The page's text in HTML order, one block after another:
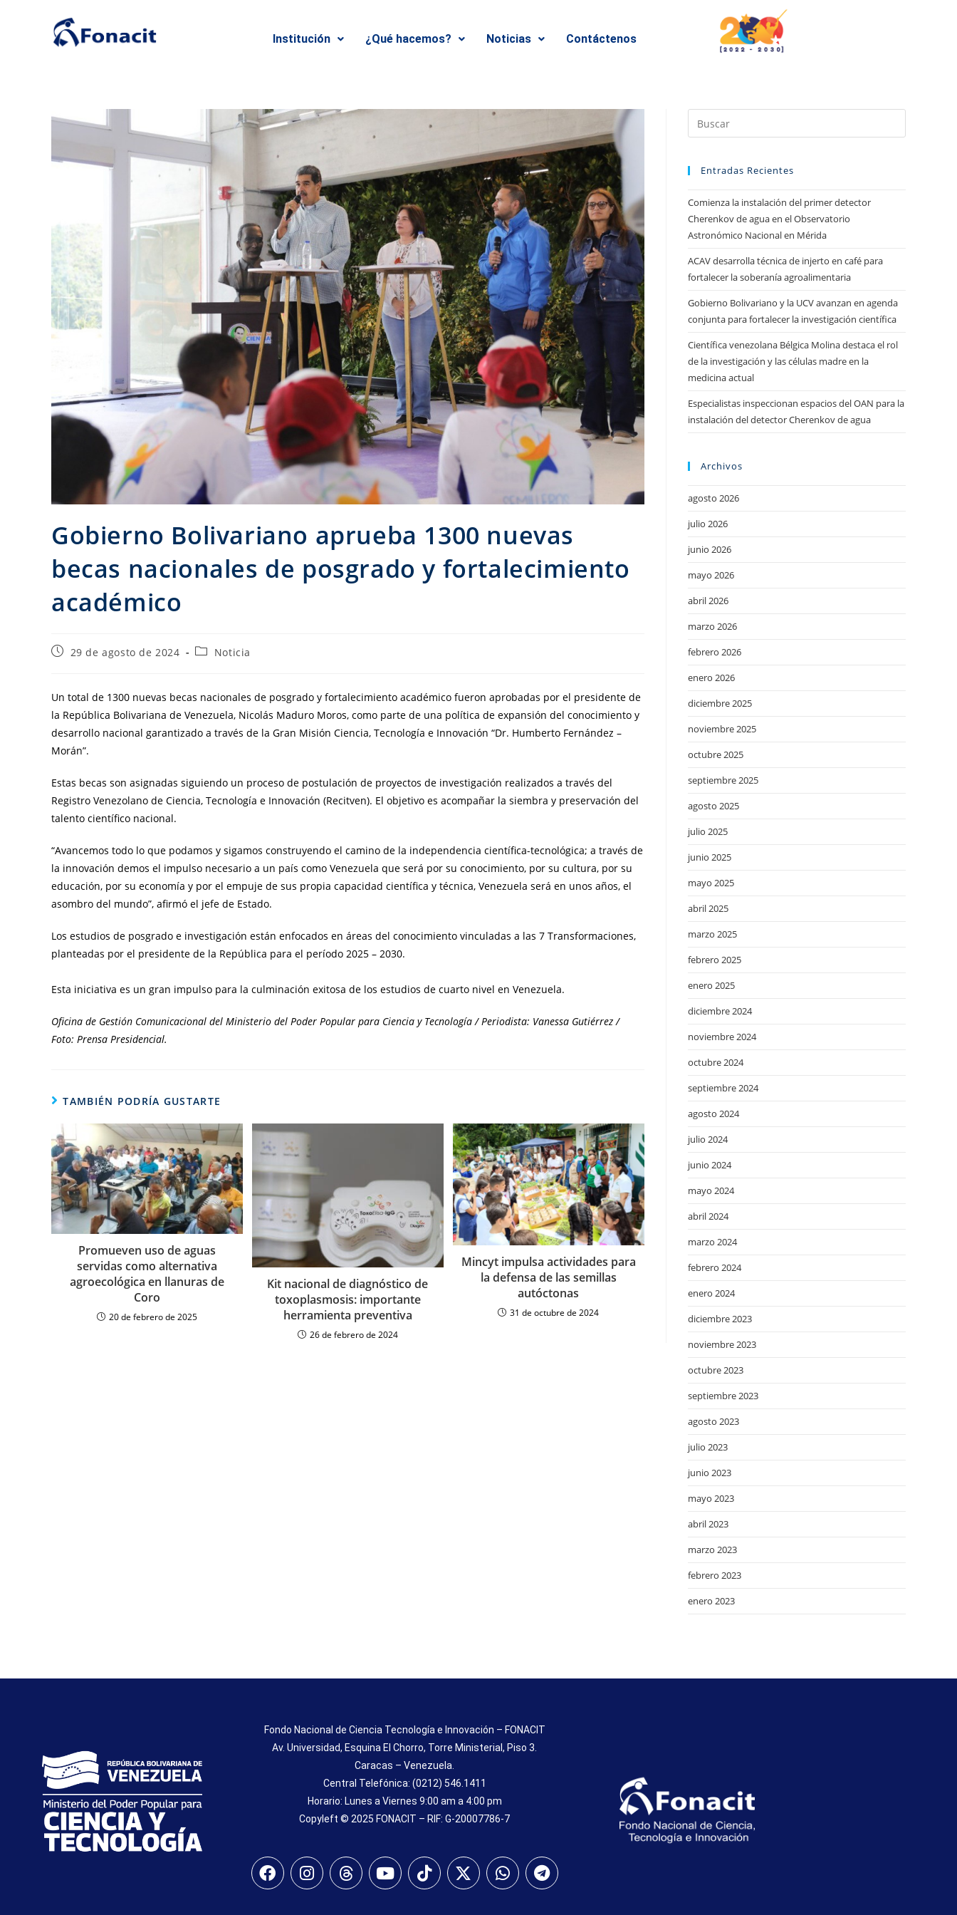
Institución ¿Qué hacemos? Noticias Contáctenos
Gobierno Bolivariano aprueba 1300 nuevas
becas nacionales de posgrado y fortalecimiento
académico
29 de agosto de 2024 Noticia
Un total de 1300 nuevas becas nacionales de posgrado y fortalecimiento académico fueron aprobadas por el presidente de
la República Bolivariana de Venezuela, Nicolás Maduro Moros, como parte de una política de expansión del conocimiento y
desarrollo nacional garantizado a través de la Gran Misión Ciencia, Tecnología e Innovación “Dr. Humberto Fernández –
Morán”.
Estas becas son asignadas siguiendo un proceso de postulación de proyectos de investigación realizados a través del
Registro Venezolano de Ciencia, Tecnología e Innovación (Recitven). El objetivo es acompañar la siembra y preservación del
talento científico nacional.
“Avancemos todo lo que podamos y sigamos construyendo el camino de la independencia científica-tecnológica; a través de
la innovación demos el impulso necesario a un país como Venezuela que será por su conocimiento, por su cultura, por su
educación, por su economía y por el empuje de sus propia capacidad científica y técnica, Venezuela será en unos años, el
asombro del mundo”, afirmó el jefe de Estado.
Los estudios de posgrado e investigación están enfocados en áreas del conocimiento vinculadas a las 7 Transformaciones,
planteadas por el presidente de la República para el período 2025 – 2030.
Esta iniciativa es un gran impulso para la culminación exitosa de los estudios de cuarto nivel en Venezuela.
Oficina de Gestión Comunicacional del Ministerio del Poder Popular para Ciencia y Tecnología / Periodista: Vanessa Gutiérrez /
Foto: Prensa Presidencial.
TAMBIÉN PODRÍA GUSTARTE
Promueven uso de aguas
servidas como alternativa
agroecológica en llanuras de
Coro
20 de febrero de 2025
Kit nacional de diagnóstico de
toxoplasmosis: importante
herramienta preventiva
26 de febrero de 2024
Mincyt impulsa actividades para
la defensa de las semillas
autóctonas
31 de octubre de 2024
Entradas Recientes
Comienza la instalación del primer detector
Cherenkov de agua en el Observatorio
Astronómico Nacional en Mérida
ACAV desarrolla técnica de injerto en café para
fortalecer la soberanía agroalimentaria
Gobierno Bolivariano y la UCV avanzan en agenda
conjunta para fortalecer la investigación científica
Científica venezolana Bélgica Molina destaca el rol
de la investigación y las células madre en la
medicina actual
Especialistas inspeccionan espacios del OAN para la
instalación del detector Cherenkov de agua
Archivos
agosto 2026
julio 2026
junio 2026
mayo 2026
abril 2026
marzo 2026
febrero 2026
enero 2026
diciembre 2025
noviembre 2025
octubre 2025
septiembre 2025
agosto 2025
julio 2025
junio 2025
mayo 2025
abril 2025
marzo 2025
febrero 2025
enero 2025
diciembre 2024
noviembre 2024
octubre 2024
septiembre 2024
agosto 2024
julio 2024
junio 2024
mayo 2024
abril 2024
marzo 2024
febrero 2024
enero 2024
diciembre 2023
noviembre 2023
octubre 2023
septiembre 2023
agosto 2023
julio 2023
junio 2023
mayo 2023
abril 2023
marzo 2023
febrero 2023
enero 2023
Fondo Nacional de Ciencia Tecnología e Innovación – FONACIT
Av. Universidad, Esquina El Chorro, Torre Ministerial, Piso 3.
Caracas – Venezuela.
Central Telefónica: (0212) 546.1411
Horario: Lunes a Viernes 9:00 am a 4:00 pm
Copyleft © 2025 FONACIT – RIF: G-20007786-7